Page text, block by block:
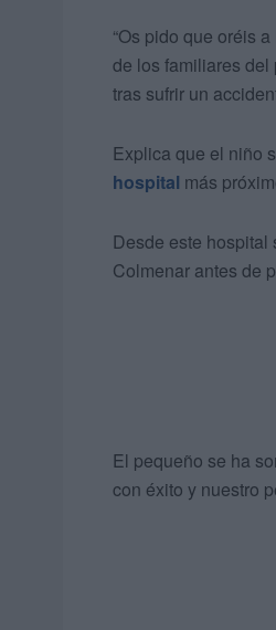
“Os pido que oréis
de los familiares
tras sufrir un
Explica que el niño
hospital más
Desde este
Colmenar antes de
El pequeño se ha
con éxito y nuestro